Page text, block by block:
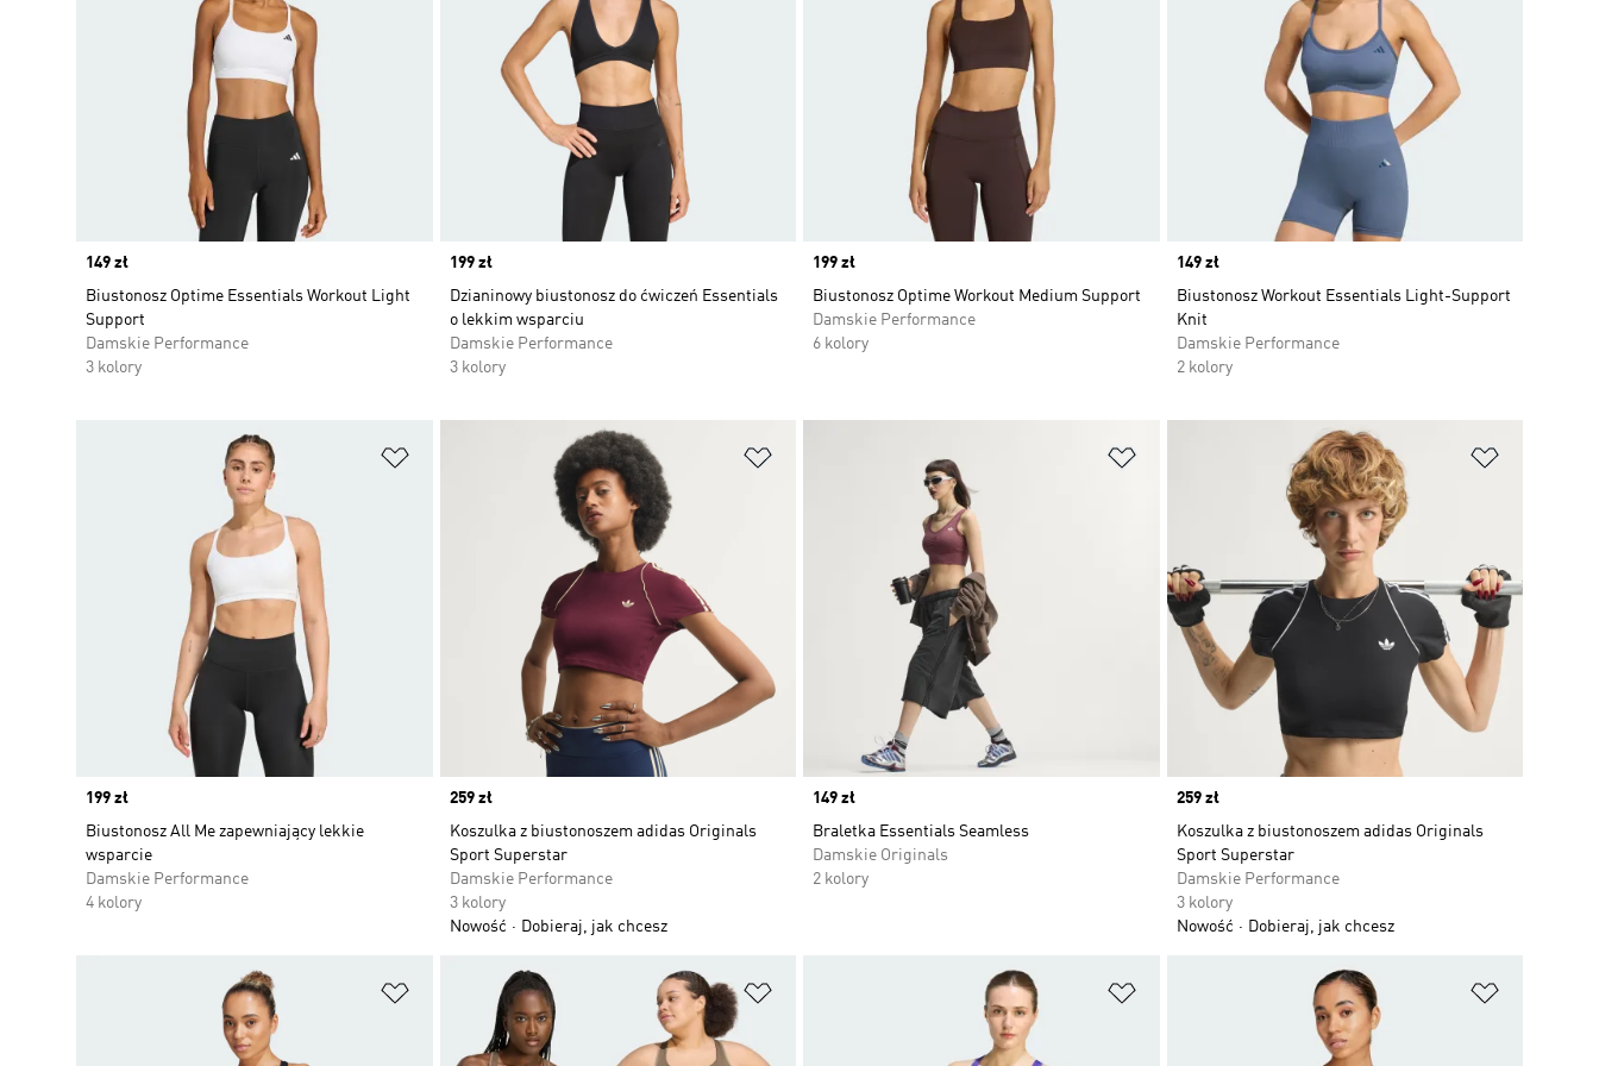
Price
149 zł
Biustonosz Optime Essentials Workout Light
Support
Damskie Performance
3 kolory
Price
199 zł
Dzianinowy biustonosz do ćwiczeń Essentials
o lekkim wsparciu
Damskie Performance
3 kolory
Price
199 zł
Biustonosz Optime Workout Medium Support
Damskie Performance
6 kolory
Price
149 zł
Biustonosz Workout Essentials Light-Support
Knit
Damskie Performance
2 kolory
Dodaj do listy życzeń
Price
199 zł
Biustonosz All Me zapewniający lekkie
wsparcie
Damskie Performance
4 kolory
Price
259 zł
Koszulka z biustonoszem adidas Originals
Sport Superstar
Damskie Performance
3 kolory
Nowość
Dobieraj, jak chcesz
Dodaj do listy życzeń
Price
149 zł
Braletka Essentials Seamless
Damskie Originals
2 kolory
Price
259 zł
Koszulka z biustonoszem adidas Originals
Sport Superstar
Damskie Performance
3 kolory
Nowość
Dobieraj, jak chcesz
Dodaj do listy życzeń